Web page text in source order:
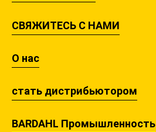
СВЯЖИТЕСЬ С НАМИ
О нас
стать дистрибьютором
BARDAHL Промышленность